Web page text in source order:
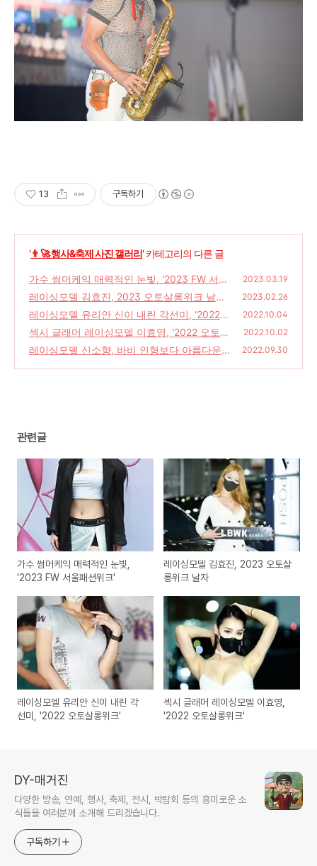
13 구독하기
'👨‍🚀 행사&축제 사진 갤러리' 카테고리의 다른 글
가수 썸머케익 매력적인 눈빛, '2023 FW 서울
패션위크'
(41)
2023.03.19
레이싱모델 김효진, 2023 오토살롱위크 날자
(20)
2023.02.26
레이싱모델 유리안 신이 내린 각선미, '2022
오토살롱위크'
(18)
2022.10.04
섹시 글래머 레이싱모델 이효영, '2022 오토살
롱위크'
(13)
2022.10.02
레이싱모델 신소향, 바비 인형보다 아름다운
2022.09.30
관련글
가수 썸머케익 매력적인 눈빛,
'2023 FW 서울패션위크'
레이싱모델 김효진, 2023 오토살
롱위크 날자
레이싱모델 유리안 신이 내린 각
선미, '2022 오토살롱위크'
섹시 글래머 레이싱모델 이효영,
'2022 오토살롱위크'
DY-매거진
다양한 방송, 연예, 행사, 축제, 전시, 박람회 등의 흥미로운 소
식들을 여러분께 소개해 드리겠습니다.
구독하기